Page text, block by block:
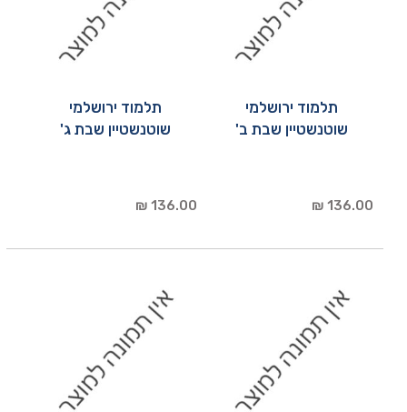
תלמוד ירושלמי
שוטנשטיין שבת ב'
136.00 ₪
תלמוד ירושלמי
שוטנשטיין שבת ג'
136.00 ₪